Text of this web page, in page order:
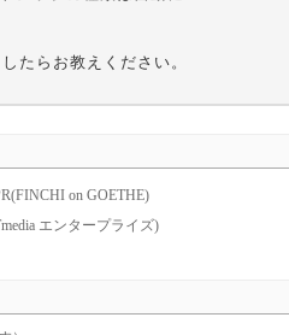
たらお教えください。
on GOETHE)
エンタープライズ)